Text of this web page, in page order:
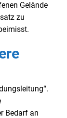
Gelände
zu
Bedarf an